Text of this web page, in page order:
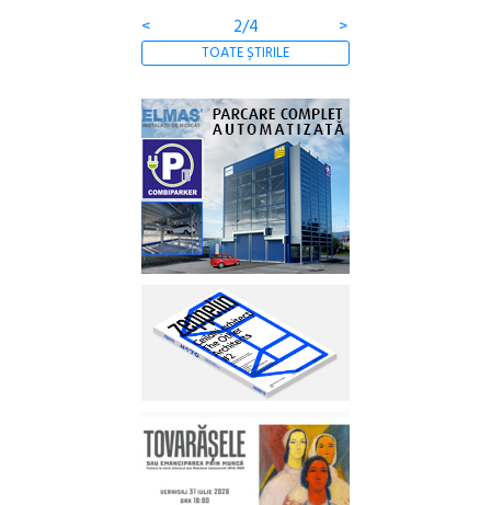
< 2/4 >
TOATE ȘTIRILE